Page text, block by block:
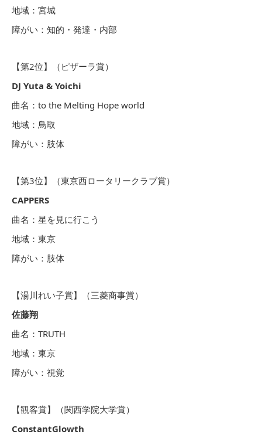
地域：宮城
障がい：知的・発達・内部
【第2位】（ピザーラ賞）
DJ Yuta & Yoichi
曲名：to the Melting Hope world
地域：鳥取
障がい：肢体
【第3位】（東京西ロータリークラブ賞）
CAPPERS
曲名：星を見に行こう
地域：東京
障がい：肢体
【湯川れい子賞】（三菱商事賞）
佐藤翔
曲名：TRUTH
地域：東京
障がい：視覚
【観客賞】（関西学院大学賞）
ConstantGlowth